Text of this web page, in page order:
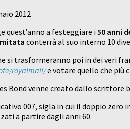
2012
quest’anno a festeggiare i 50 anni
conterrà al suo interno 10
si trasformeranno poi in dei veri
royalmail/e votare quello che più
Bond venne creato dallo scrittore
007, sigla in cui il doppio zero
a partire dagli anni 60.